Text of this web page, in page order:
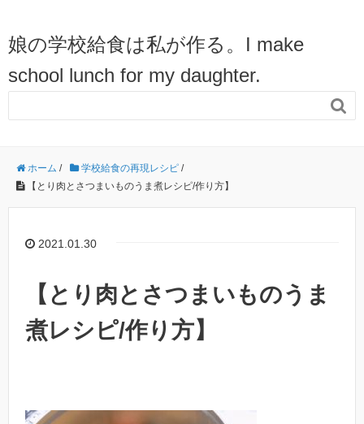
娘の学校給食は私が作る。I make
school lunch for my daughter.

ホーム / 学校給食の再現レシピ /
【とり肉とさつまいものうま煮レシピ/作り方】
2021.01.30
【とり肉とさつまいものうま
煮レシピ/作り方】